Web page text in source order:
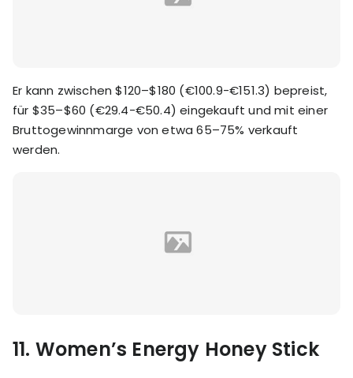
Er kann zwischen $120–$180 (€100.9-€151.3) bepreist,
für $35–$60 (€29.4-€50.4) eingekauft und mit einer
Bruttogewinnmarge von etwa 65–75% verkauft
werden.
11. Women’s Energy Honey Stick